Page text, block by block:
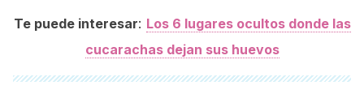
Te puede interesar: Los 6 lugares ocultos donde las
cucarachas dejan sus huevos